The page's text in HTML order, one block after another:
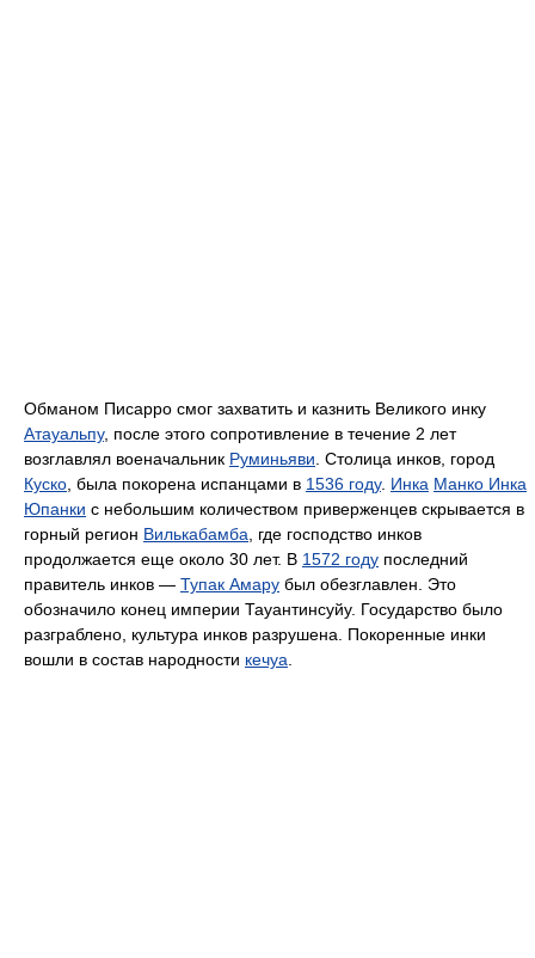
Обманом Писарро смог захватить и казнить Великого инку
Атауальпу, после этого сопротивление в течение 2 лет
возглавлял военачальник Руминьяви . Столица инков, город
Куско , была покорена испанцами в 1536 году. Инка Манко Инка
Юпанки с небольшим количеством приверженцев скрывается в
горный регион Вилькабамба , где господство инков
продолжается еще около 30 лет. В 1572 году последний
правитель инков — Тупак Амару был обезглавлен. Это
обозначило конец империи Тауантинсуйу. Государство было
разграблено, культура инков разрушена. Покоренные инки
вошли в состав народности кечуа